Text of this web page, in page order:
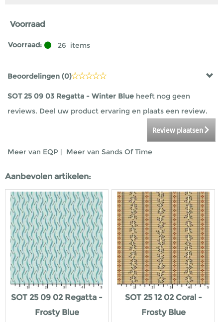
Voorraad
Voorraad: 26 items
Beoordelingen (0)
SOT 25 09 03 Regatta - Winter Blue heeft nog geen
reviews. Deel uw product ervaring en plaats een review.
Review plaatsen
Meer van EQP Meer van Sands Of Time
Aanbevolen artikelen:
SOT 25 09 02 Regatta -
Frosty Blue
SOT 25 12 02 Coral -
Frosty Blue